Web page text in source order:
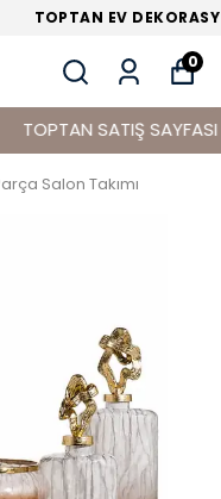
ÜRÜNLERİ
0
TOPTAN SATIŞ SAYFASI
Salon Takımı